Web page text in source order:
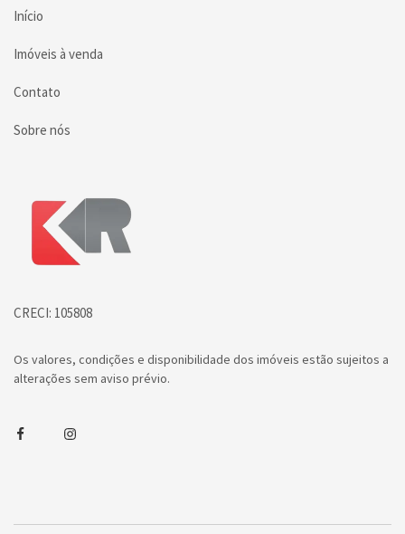
Início
Imóveis à venda
Contato
Sobre nós
Página inicial
CRECI: 105808
Os valores, condições e disponibilidade dos imóveis estão sujeitos a
alterações sem aviso prévio.
FacebookInstagram